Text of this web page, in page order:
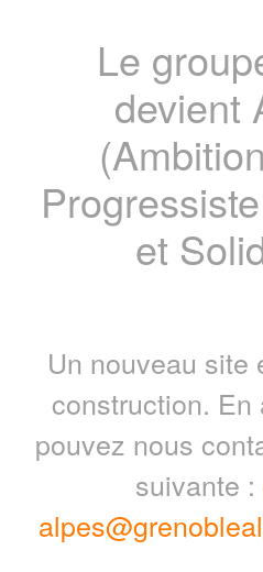
Le
devient
et
Un nouveau site
construction.
pouvez nous
suivante :